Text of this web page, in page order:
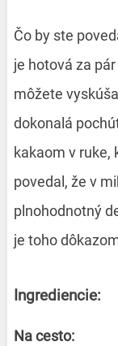
Čo by ste
je hotová za
môžete
dokonalá
kakaom v ruke,
povedal, že v
plnohodnotný
je toho
Ingrediencie:
Na cesto: